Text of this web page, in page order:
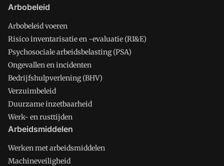
Arbobeleid
Arbobeleid voeren
Risico inventarisatie en -evaluatie (RI&E)
Psychosociale arbeidsbelasting (PSA)
Ongevallen en incidenten
Bedrijfshulpverlening (BHV)
Verzuimbeleid
Duurzame inzetbaarheid
Werk- en rusttijden
Arbeidsmiddelen
Werken met arbeidsmiddelen
Machineveiligheid